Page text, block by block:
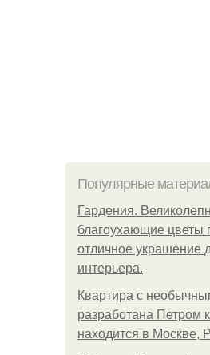
Популярные
Гардения.
благоухающие цветы
отличное украшение
интерьера.
Квартира с
разработана Петром
находится в Москве,